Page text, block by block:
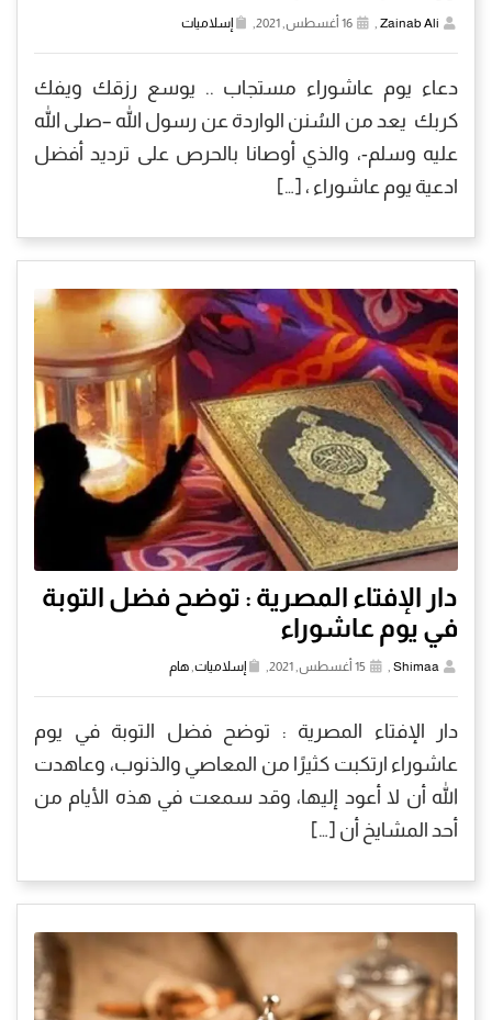
Zainab Ali إسلاميات
دعاء يوم عاشوراء مستجاب .. يوسع رزقك ويفك
كربك يعد من السُنن الواردة عن رسول الله –صلى الله
عليه وسلم-، والذي أوصانا بالحرص على ترديد أفضل
ادعية يوم عاشوراء ، […]
دار الإفتاء المصرية : توضح فضل التوبة
في يوم عاشوراء
Shimaa
, إسلاميات,هام
دار الإفتاء المصرية : توضح فضل التوبة في يوم
عاشوراء ارتكبت كثيرًا من المعاصي والذنوب، وعاهدت
الله أن لا أعود إليها، وقد سمعت في هذه الأيام من
أحد المشايخ أن […]